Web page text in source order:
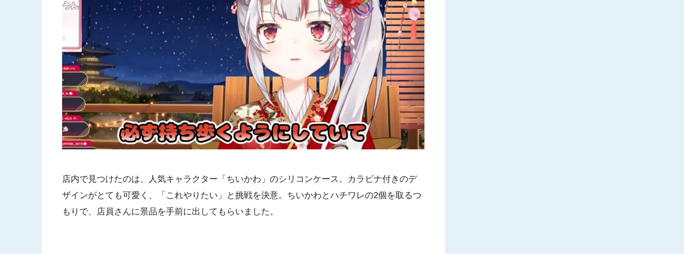
店内で見つけたのは、人気キャラクター「ちいかわ」のシリコンケース。カラビナ付きのデ
ザインがとても可愛く、「これやりたい」と挑戦を決意。ちいかわとハチワレの2個を取るつ
もりで、店員さんに景品を手前に出してもらいました。